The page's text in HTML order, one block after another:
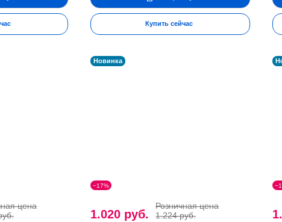
хронических заболеваний может вызвать временное обострение. В
прекращения симптомов, а затем продолжить курс, постепенно
Купить сейчас
цена
Новинка
−17%
1.020 руб.
Розничная цена
1.224 руб.